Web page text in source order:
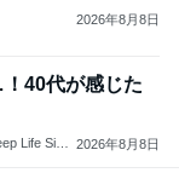
2026年8月8日
40代が感じた
Life Simpl 2026年8月8日